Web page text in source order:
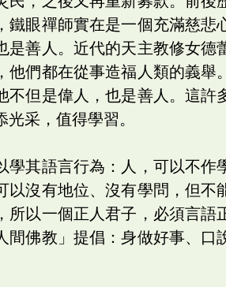
鐵眼禪師實在是一個充滿慈
是善人。近代的天主教修女
他們都在從事造福人類的義
不但是偉人，也是善人。這
采，值得學習。
學其語言行為：人，可以不
以沒有地位、沒有學問，但不
所以一個正人君子，必須言
間佛教」提倡：身做好事、